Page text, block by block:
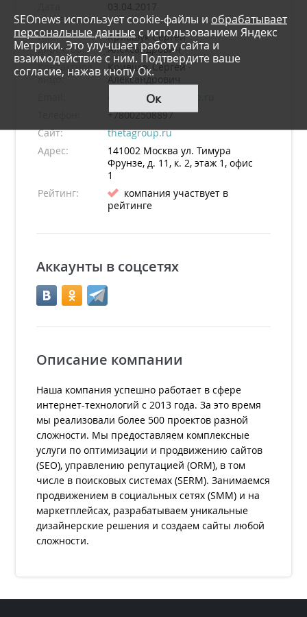
основания:
03.04.2017
Ген.
директор:
Крившук Сергей
Александрович
Контактное
лицо:
Крившук Сергей
Александрович
contact@thetagroup.ru
+78002508897
Сайт:
thetagroup.ru
Адрес:
141002 Москва ул. Тимура
Фрунзе, д. 11, к. 2, этаж 1, офис
1
Рейтинг:
компания участвует в
рейтинге
Аккаунты в соцсетях
Описание компании
Наша компания успешно работает в сфере
интернет-технологий с 2013 года. За это время
мы реализовали более 500 проектов разной
сложности. Мы предоставляем комплексные
услуги по оптимизации и продвижению сайтов
(SEO), управлению репутацией (ORM), в том
числе в поисковых системах (SERM). Занимаемся
продвижением в социальных сетях (SMM) и на
маркетплейсах, разрабатываем уникальные
дизайнерские решения и создаем сайты любой
сложности.
SEOnews использует cookie-файлы и обрабатывает
персональные данныес использованием Яндекс
Метрики. Это улучшает работу сайта и
взаимодействие с ним. Подтвердите ваше
согласие, нажав кнопу Ок.
Ок